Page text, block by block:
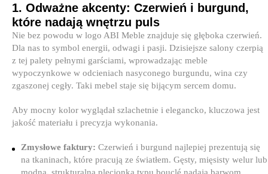
1. Odważne akcenty: Czerwień i burgund,
które nadają wnętrzu puls
Nie bez powodu w logo ABI Meble znajduje się głęboka czerwień.
Dla nas to symbol energii, odwagi i pasji. Dzisiejsze salony czerpią
z tej palety pełnymi garściami, wprowadzając meble
wypoczynkowe w odcieniach nasyconego burgundu, wina czy
zgaszonej cegły. Taki mebel staje się bijącym sercem domu.
Aby mocny kolor wyglądał szlachetnie i elegancko, kluczowa jest
jakość materiału i precyzja wykonania.
Zmysłowe faktury: Czerwień i burgund najlepiej prezentują się
na tkaninach, które pracują ze światłem. Gęsty, mięsisty welur lub
modna, strukturalna plecionka typu bouclé nadają barwom